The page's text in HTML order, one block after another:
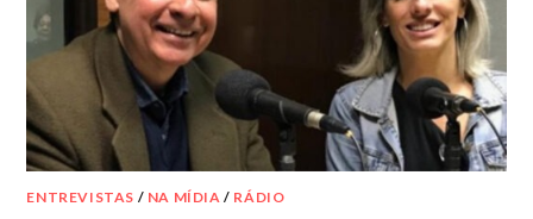
ENTREVISTAS / NA MÍDIA / RÁDIO